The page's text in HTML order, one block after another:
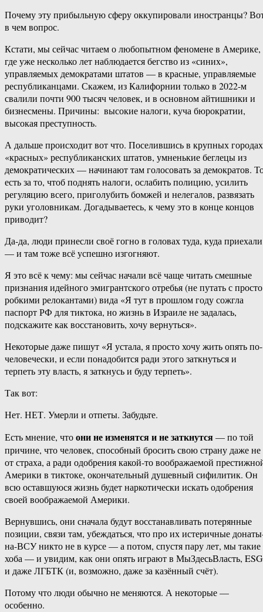
Почему эту прибыльную сферу оккупировали иностранцы?
в чем вопрос.
Кстати, мы сейчас читаем о любопытном феномене в Америке,
где ‎уже ‎несколько ‎лет ‎наблюдается ‎бегство ‎из‏ «‎синих»,
управляемых демократами ‎штатов — ‎в ‎красные, ‎управляемые‏
‎республиканцами. ‎Скажем, ‎из‏ ‎Калифорнии ‎только ‎в ‎2022-м‏
‎свалили почти ‎900‏ ‎тысяч‏ ‎человек, и в основном айтишники и
бизнесмены.‏ ‎Причины‏ :‏ ‎высокие ‎налоги,‏ ‎куча ‎бюрократии,‏
А ‎дальше‏ ‎происходит вот что. ‎Поселившись ‎в ‎крупных ‎городах‏
‎«красных»‏ ‎республиканских‏ ‎штатов, ‎умненькие‏ ‎беглецы ‎из‏
‎демократических ‎—‏ ‎начинают там‏ ‎голосовать ‎за ‎демократов. То
есть за то, чтоб поднять ‎налоги,‏ ‎ослабить‏ ‎полицию, ‎усилить‏
‎регуляцию ‎всего,‏ ‎приголубить ‎бомжей‏ ‎и ‎нелегалов, развязать
руки‏ ‎уголовникам. Догадываетесь, к чему это в конце концов
приводит?
Да-да, люди принесли своё гогно в головах туда, куда приехали
— и там тоже всё успешно изгогняют.
Я это всё к чему: мы сейчас начали всё чаще читать смешные
признания идейного эмигрантского отребья (не путать с просто
робкими релокантами) вида «Я тут в прошлом году сожгла
паспорт РФ для тиктока, но жизнь в Израиле не задалась,
подскажите как восстановить, хочу вернуться».
Некоторые даже пишут «Я устала, я просто хочу жить опять по-
человечески, и если понадобится ради этого заткнуться и
терпеть эту власть, я заткнусь и буду терпеть».
Так вот:
Нет. НЕТ. Умерли и отпеты. Забудьте.
Есть мнение, чтоони не изменятся и не заткнутся— по той
причине, что человек, способный бросить свою страну даже не
от страха, а ради одобрения какой-то воображаемой
Америки в тиктоке, окончательный душевный сифилитик. Он
всю оставшуюся жизнь будет наркотически искать одобрения
своей воображаемой Америки.
Вернувшись, они сначала будут восстанавливать потерянные
позиции, связи там, убеждаться, что про их истеричные
на-ВСУ никто не в курсе — а потом, спустя пару лет, мы такие
хоба — и увидим, как они опять играют в МыЗдесьВласть, ESG
и даже ЛГБТК (и, возможно, даже за казённый счёт).
Потому что люди обычно не меняются. А некоторые —
особенно.